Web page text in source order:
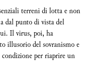
terreni di lotta e non
dal punto di vista del
Il virus, poi, ha
illusorio del sovranismo e
per riaprire un